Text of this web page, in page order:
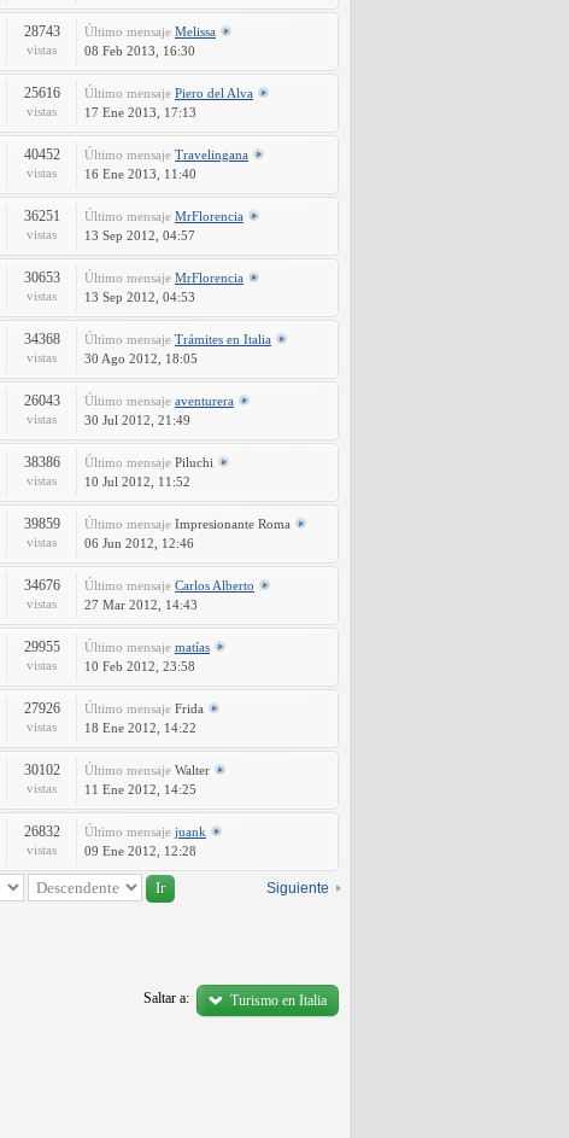
28743
vistas
Último mensaje Melissa
08 Feb 2013, 16:30
25616
vistas
Último mensaje Piero del Alva
17 Ene 2013, 17:13
40452
vistas
Último mensaje Travelingana
16 Ene 2013, 11:40
36251
vistas
Último mensaje MrFlorencia
13 Sep 2012, 04:57
30653
vistas
Último mensaje MrFlorencia
13 Sep 2012, 04:53
34368
vistas
Último mensaje Trámites en Italia
30 Ago 2012, 18:05
26043
vistas
Último mensaje aventurera
30 Jul 2012, 21:49
38386
vistas
Último mensaje Piluchi
10 Jul 2012, 11:52
39859
vistas
Último mensaje Impresionante Roma
06 Jun 2012, 12:46
34676
vistas
Último mensaje Carlos Alberto
27 Mar 2012, 14:43
29955
vistas
Último mensaje matías
10 Feb 2012, 23:58
27926
vistas
Último mensaje Frida
18 Ene 2012, 14:22
30102
vistas
Último mensaje Walter
11 Ene 2012, 14:25
26832
vistas
Último mensaje juank
09 Ene 2012, 12:28
Siguiente
Saltar a:
Turismo en Italia